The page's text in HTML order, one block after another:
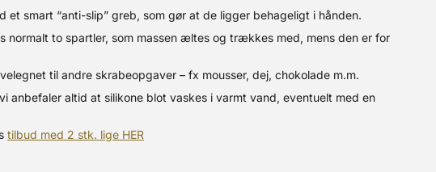
af slik og kager. Perfekt til bolsjer, skumfidus-fondant (MMF),
startpakker til bolsjefremstilling, samt farver og aromaer til bolsjer og
et smart “anti-slip” greb, som gør at de ligger behageligt i hånden.
normalt to spartler, som massen æltes og trækkes med, mens den er for
til andre skrabeopgaver – fx mousser, dej, chokolade m.m.
anbefaler altid at silikone blot vaskes i varmt vand, eventuelt med en
tilbud med 2 stk. lige HER